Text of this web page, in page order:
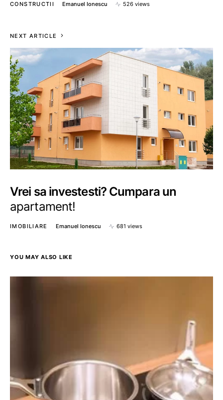
CONSTRUCTII Emanuel Ionescu 526 views
NEXT ARTICLE
Vrei sa investesti? Cumpara un
apartament!
IMOBILIARE Emanuel Ionescu 681 views
YOU MAY ALSO LIKE